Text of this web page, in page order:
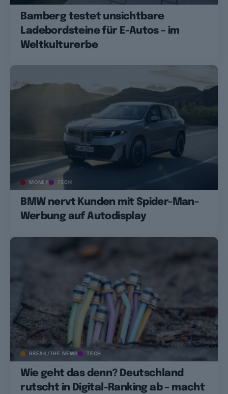
Bamberg testet unsichtbare
Ladebordsteine für E-Autos – im
Weltkulturerbe
MONEY TECH
BMW nervt Kunden mit Spider-Man-
Werbung auf Autodisplay
BREAK/THE NEWS TECH
Wie geht das denn? Deutschland
rutscht in Digital-Ranking ab – macht